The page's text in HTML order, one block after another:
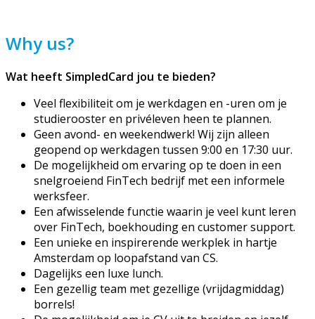
Why us?
Wat heeft SimpledCard jou te bieden?
Veel flexibiliteit om je werkdagen en -uren om je
studierooster en privéleven heen te plannen.
Geen avond- en weekendwerk! Wij zijn alleen
geopend op werkdagen tussen 9:00 en 17:30 uur.
De mogelijkheid om ervaring op te doen in een
snelgroeiend FinTech bedrijf met een informele
werksfeer.
Een afwisselende functie waarin je veel kunt leren
over FinTech, boekhouding en customer support.
Een unieke en inspirerende werkplek in hartje
Amsterdam op loopafstand van CS.
Dagelijks een luxe lunch.
Een gezellig team met gezellige (vrijdagmiddag)
borrels!